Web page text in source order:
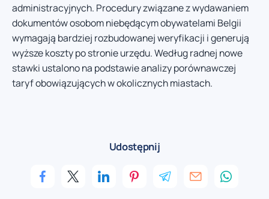
administracyjnych. Procedury związane z wydawaniem
dokumentów osobom niebędącym obywatelami Belgii
wymagają bardziej rozbudowanej weryfikacji i generują
wyższe koszty po stronie urzędu. Według radnej nowe
stawki ustalono na podstawie analizy porównawczej
taryf obowiązujących w okolicznych miastach.
Udostępnij